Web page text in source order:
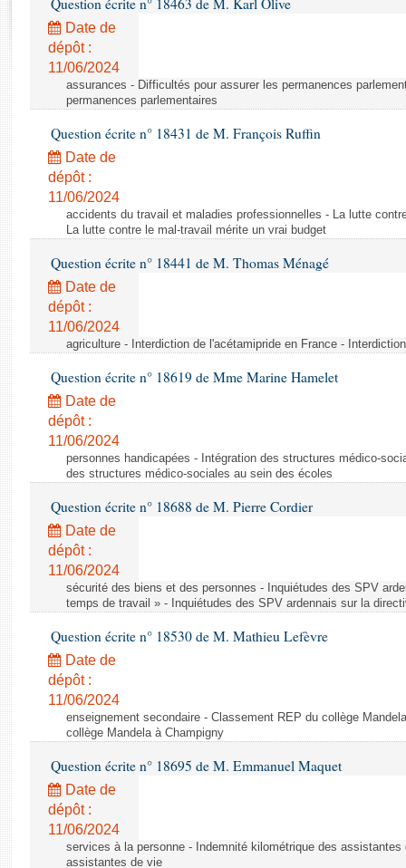
Rapports d'enquête
Rapports législatifs
Rapports sur l'application des lois
Baromètre de l’application des lois
Budget et sécurité sociale
Questions écrites et orales
Comptes rendus des débats
Question écrite n° 18463 de M. Karl Olive
Date de
dépôt :
11/06/2024
assurances - Difficultés pour assurer les permanences
permanences parlementaires
Question écrite n° 18431 de M. François Ruffin
Date de
dépôt :
11/06/2024
accidents du travail et maladies professionnelles - La lutte
La lutte contre le mal-travail mérite un vrai budget
Question écrite n° 18441 de M. Thomas Ménagé
Date de
dépôt :
11/06/2024
agriculture - Interdiction de l'acétamipride en France -
Question écrite n° 18619 de Mme Marine Hamelet
Date de
dépôt :
11/06/2024
personnes handicapées - Intégration des structures médico-
des structures médico-sociales au sein des écoles
Question écrite n° 18688 de M. Pierre Cordier
Date de
dépôt :
11/06/2024
sécurité des biens et des personnes - Inquiétudes des SPV
temps de travail » - Inquiétudes des SPV ardennais sur la
Question écrite n° 18530 de M. Mathieu Lefèvre
Date de
dépôt :
11/06/2024
enseignement secondaire - Classement REP du collège
collège Mandela à Champigny
Question écrite n° 18695 de M. Emmanuel Maquet
Date de
dépôt :
11/06/2024
services à la personne - Indemnité kilométrique des
assistantes de vie